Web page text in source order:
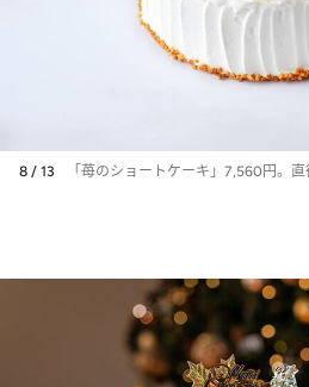
8 / 13 「苺のショートケーキ」7,560円。